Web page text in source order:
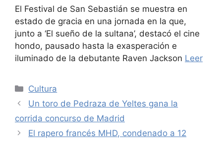
El Festival de San Sebastián se muestra en
estado de gracia en una jornada en la que,
junto a ‘El sueño de la sultana’, destacó el cine
hondo, pausado hasta la exasperación e
iluminado de la debutante Raven Jackson Leer
Categories
Cultura
Un toro de Pedraza de Yeltes gana la
corrida concurso de Madrid
El rapero francés MHD, condenado a 12